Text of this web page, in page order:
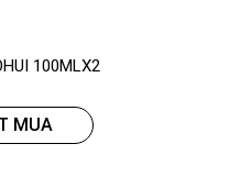
100MLX2
MUA